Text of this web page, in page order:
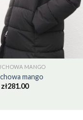
MANGO
mango
zł281.00